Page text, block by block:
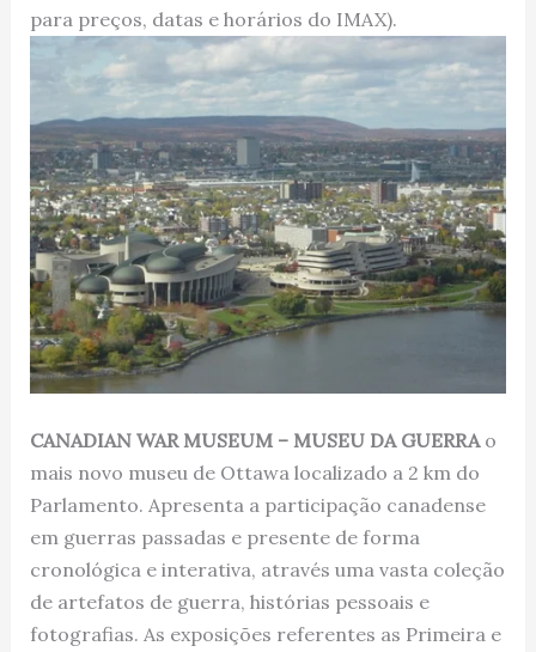
para preços, datas e horários do IMAX).
CANADIAN WAR MUSEUM – MUSEU DA GUERRAo
mais novo museu de Ottawa localizado a 2 km do
Parlamento. Apresenta a participação canadense
em guerras passadas e presente de forma
cronológica e interativa, através uma vasta coleção
de artefatos de guerra, histórias pessoais e
fotografias. As exposições referentes as Primeira e